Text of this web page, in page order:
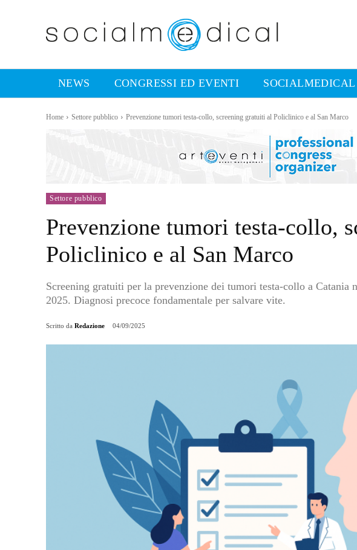
NEWS CONGRESSI ED EVENTI
Home Settore pubblico Prevenzione tumori testa-collo, screening gratuiti al Policlinico e al San Marco
Settore pubblico
Prevenzione tumori testa-collo,
Policlinico e al San Marco
Screening gratuiti per la prevenzione dei tumori testa-collo a Catania
2025. Diagnosi precoce fondamentale per salvare vite.
Scritto da Redazione 04/09/2025